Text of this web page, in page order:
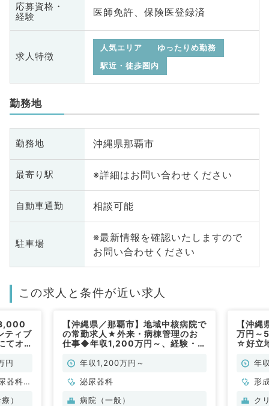
応募資格・
経験
医師免許、保険医登録済
求人特徴
人気エリア
ゆったりめ勤務
駅近・徒歩圏内
勤務地
勤務地 沖縄県那覇市
最寄り駅 ※詳細はお問い合わせください
自動車通勤 相談可能
駐車場
※最新情報を確認いたしますので
お問い合わせください
この求人と条件が近い求人
ティブ
てオ
科、
円
器科、
）
【沖縄県／那覇市】地域中核病院で
の常勤求人★外来・病棟管理のお
仕事◆年収1,200万円～、経験・ス
勤）年収1,200万円～
泌尿器科
病院（一般）
【沖
万円～
☆好立
（泌年
形
美
ク